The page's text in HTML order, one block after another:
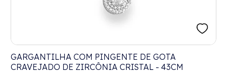
GARGANTILHA COM PINGENTE DE GOTA
CRAVEJADO DE ZIRCÔNIA CRISTAL - 43CM